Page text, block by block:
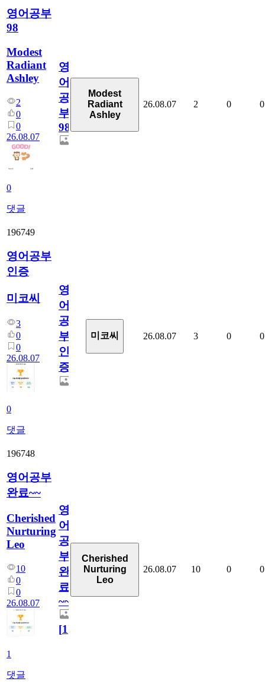
영어공부
98
Modest
Radiant
Ashley
2
0
0
26.08.07
0
댓글
영
어
공
부
98
Modest
Radiant
Ashley
26.08.07 2 0 0
196749
영어공부
인증
미코씨
3
0
0
26.08.07
0
댓글
영
어
공
부
인
증
미코씨 26.08.07 3 0 0
196748
영어공부
완료~~
Cherished
Nurturing
Leo
10
0
0
26.08.07
1
댓글
영
어
공
부
완
료
~~
[1]
Cherished
Nurturing
Leo
26.08.07 10 0 0